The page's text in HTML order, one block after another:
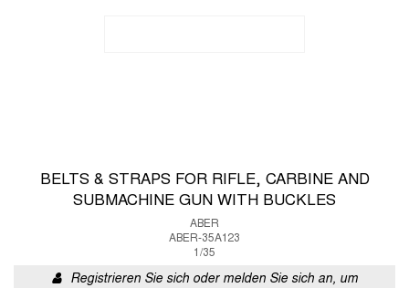
BELTS & STRAPS FOR RIFLE, CARBINE AND
SUBMACHINE GUN WITH BUCKLES
ABER
ABER-35A123
1/35
Registrieren Sie sich oder melden Sie sich an, um